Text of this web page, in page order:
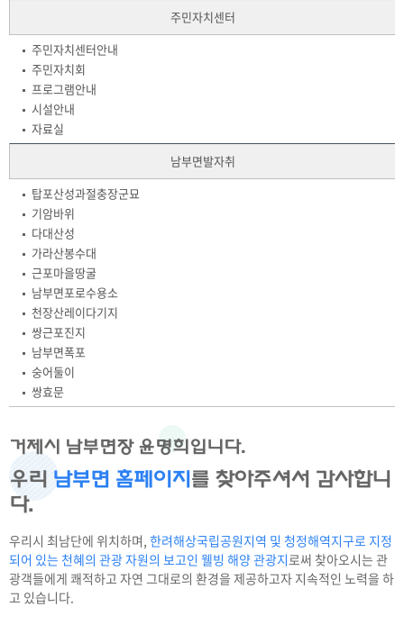
주민자치센터
주민자치센터안내
주민자치회
프로그램안내
시설안내
자료실
남부면발자취
탑포산성과절충장군묘
기암바위
다대산성
가라산봉수대
근포마을땅굴
남부면포로수용소
천장산레이다기지
쌍근포진지
남부면폭포
숭어둘이
쌍효문
거제시 남부면장 윤명희입니다.
우리 남부면 홈페이지 를 찾아주셔서 감사합니
다.
우리시 최남단에 위치하며, 한려해상국립공원지역 및 청정해역지구로 지정
되어 있는 천혜의 관광 자원의 보고인 웰빙 해양 관광지로써 찾아오시는 관
광객들에게 쾌적하고 자연 그대로의 환경을 제공하고자 지속적인 노력을 하
고 있습니다.